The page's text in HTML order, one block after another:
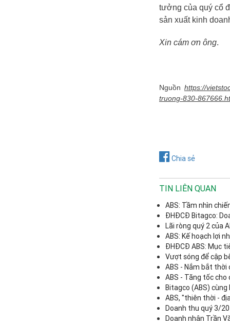
tưởng của quý cổ
sản xuất kinh
Xin cám ơn ông.
Nguồn https://
truong-830-
Chia sẻ
TIN LIÊN QUAN
ABS: Tầm nhìn
ĐHĐCĐ Bitagco:
Lãi ròng quý 2 của
ABS: Kế hoạch lợi
ĐHĐCĐ ABS: Mục
Vượt sóng để cập
ABS - Nắm bắt thời
ABS - Tăng tốc
Bitagco (ABS)
ABS, "thiên thời -
Doanh thu quý 3/
Doanh nhân Trần